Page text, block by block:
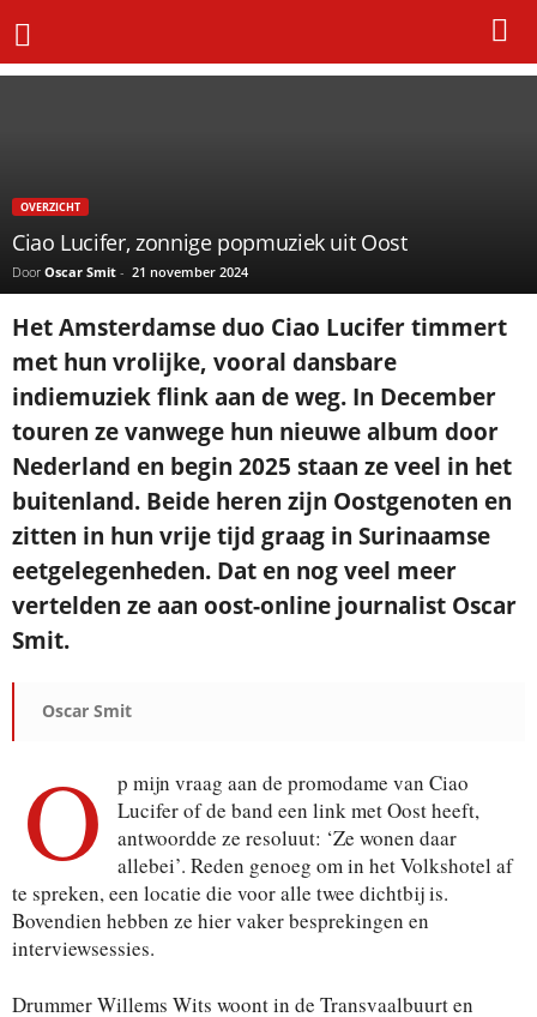
Home
OVERZICHT
Ciao Lucifer, zonnige popmuziek uit Oost
Door Oscar Smit - 21 november 2024
Het Amsterdamse duo Ciao Lucifer timmert
met hun vrolijke, vooral dansbare
indiemuziek flink aan de weg. In December
touren ze vanwege hun nieuwe album door
Nederland en begin 2025 staan ze veel in het
buitenland. Beide heren zijn Oostgenoten en
zitten in hun vrije tijd graag in Surinaamse
eetgelegenheden. Dat en nog veel meer
vertelden ze aan oost-online journalist Oscar
Smit.
Oscar Smit
O
p mijn vraag aan de promodame van Ciao
Lucifer of de band een link met Oost heeft,
antwoordde ze resoluut: ‘Ze wonen daar
allebei’. Reden genoeg om in het Volkshotel af
te spreken, een locatie die voor alle twee dichtbij is.
Bovendien hebben ze hier vaker besprekingen en
interviewsessies.
Drummer Willems Wits woont in de Transvaalbuurt en